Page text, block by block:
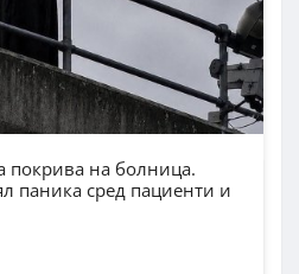
покрива на болница.
паника сред пациенти и